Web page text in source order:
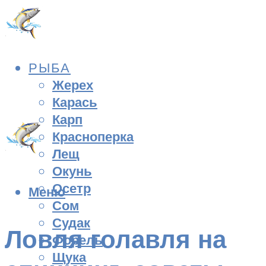
РЫБА
Жерех
Карась
Карп
Красноперка
Лещ
Окунь
Осетр
Сом
Судак
Форель
Щука
Меню
Ловля голавля на